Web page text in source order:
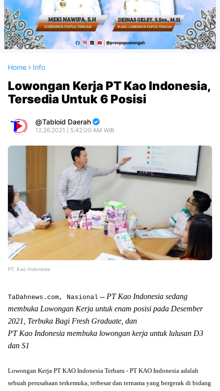
Home Info
Lowongan Kerja PT Kao Indonesia,
Tersedia Untuk 6 Posisi
Tabloid Daerah
12.26.2021 | 5:42:00 AM WIB
PT. Kao Indonesia
TaDahnews.com, Nasional -- PT Kao Indonesia sedang
membuka Lowongan Kerja untuk enam posisi pada Desember
2021, Terbuka Bagi Fresh Graduate, dan
PT Kao Indonesia membuka lowongan kerja untuk lulusan D3
dan S1
Lowongan Kerja PT KAO Indonesia Terbaru - PT KAO Indonesia adalah
sebuah perusahaan terkemuka, terbesar dan ternama yang bergerak di bidang